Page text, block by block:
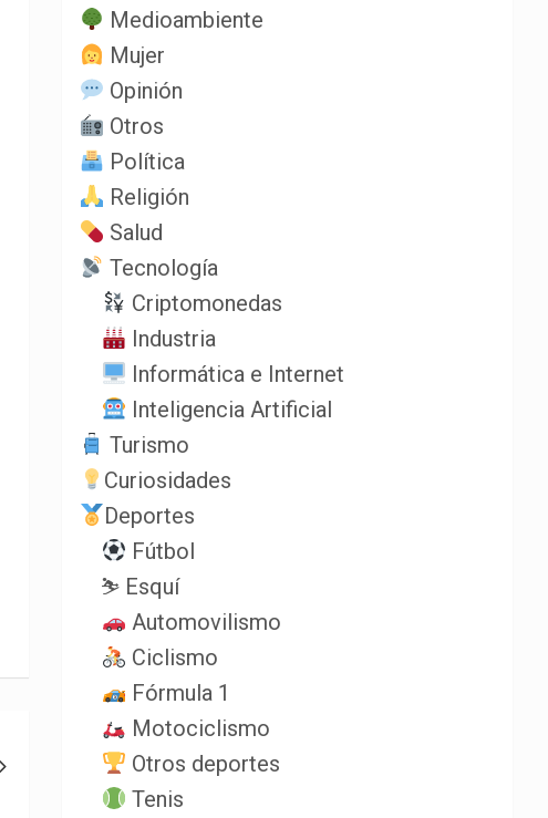
Medioambiente
Mujer
Opinión
Otros
Política
Religión
Salud
Tecnología
Criptomonedas
Industria
Informática e Internet
Inteligencia Artificial
Turismo
Curiosidades
Deportes
Fútbol
⛷️ Esquí
Automovilismo
Ciclismo
Fórmula 1
Motociclismo
Otros deportes
Tenis